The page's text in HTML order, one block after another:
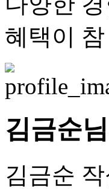
혜택이
김금순
김금순